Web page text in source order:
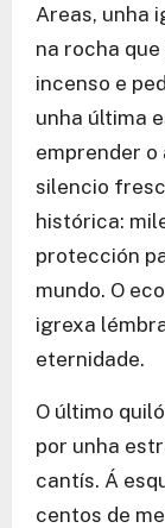
Areas, unha
na rocha
incenso e
unha última
emprender o
silencio
histórica:
protección
mundo. O
igrexa
eternidade.
O último
por unha
cantís. Á
centos de